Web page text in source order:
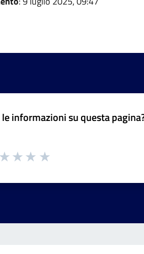
informazioni su questa